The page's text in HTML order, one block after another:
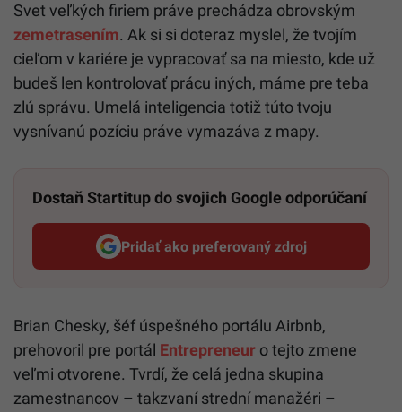
Svet veľkých firiem práve prechádza obrovským
zemetrasením. Ak si si doteraz myslel, že tvojím
cieľom v kariére je vypracovať sa na miesto, kde už
budeš len kontrolovať prácu iných, máme pre teba
zlú správu. Umelá inteligencia totiž túto tvoju
vysnívanú pozíciu práve vymazáva z mapy.
Dostaň Startitup do svojich Google odporúčaní
Pridať ako preferovaný zdroj
Startitup, odkaz sa otvorí v
Brian Chesky, šéf úspešného portálu Airbnb,
prehovoril pre portál Entrepreneur o tejto zmene
veľmi otvorene. Tvrdí, že celá jedna skupina
zamestnancov – takzvaní strední manažéri –